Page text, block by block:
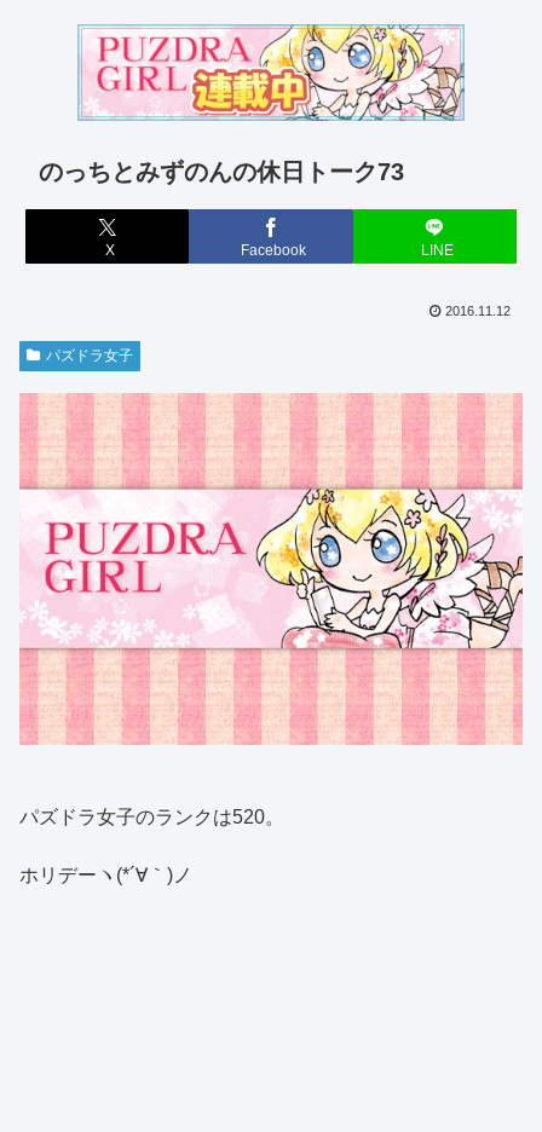
のっちとみずのんの休日トーク73
X Facebook LINE
2016.11.12
パズドラ女子
パズドラ女子のランクは520。
ホリデーヽ(*´∀｀)ノ